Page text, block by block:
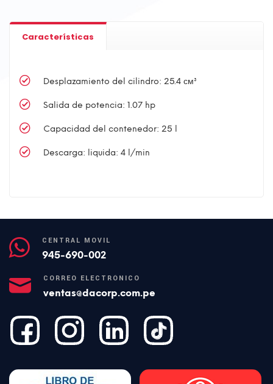
Características
Desplazamiento del cilindro: 25.4 см³
Salida de potencia: 1.07 hp
Capacidad del contenedor: 25 l
Descarga: liquida: 4 l/min
CENTRAL MÓVIL
945-690-002
CORREO ELECTRÓNICO
ventas@dacorp.com.pe